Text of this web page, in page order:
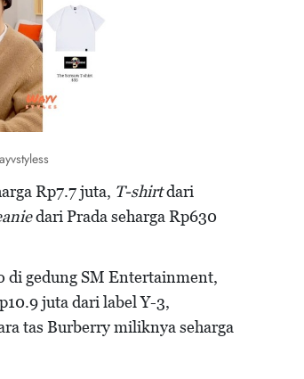
Rp7.7 juta, T-shirtdari
dari Prada seharga Rp630
di gedung SM Entertainment,
juta dari label Y-3,
tas Burberry miliknya seharga